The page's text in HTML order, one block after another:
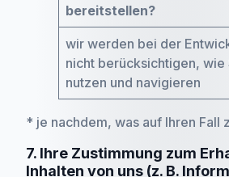
bereitstellen?
wir werden bei der
nicht berücksichtigen, wie
nutzen und navigieren
* je nachdem, was auf Ihren Fall
7. Ihre Zustimmung zum
Inhalten von uns (z. B.